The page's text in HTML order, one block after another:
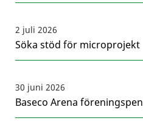
2 juli 2026
Söka stöd för microprojekt
30 juni 2026
Baseco Arena